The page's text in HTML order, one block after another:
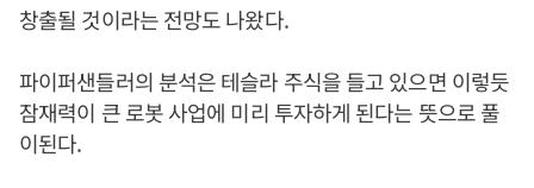
창출될 것이라는 전망도 나왔다.
파이퍼샌들러의 분석은 테슬라 주식을 들고 있으면 이렇듯
잠재력이 큰 로봇 사업에 미리 투자하게 된다는 뜻으로 풀
이된다.